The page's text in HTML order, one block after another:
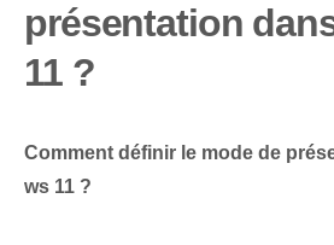
présentation
11 ?
Comment définir le mode de
ws 11 ?